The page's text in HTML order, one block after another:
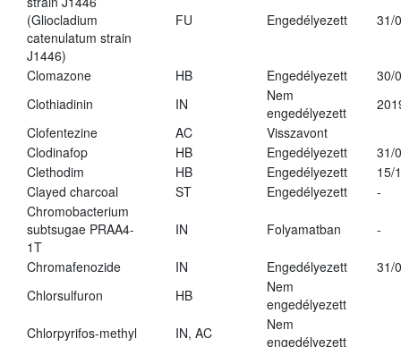
(Gliocladium
catenulatum strain
J1446)
FU Engedélyezett 31/
Clomazone HB Engedélyezett
30/
Clothiadinin
IN
Nem
engedélyezett
Clofentezine
AC
Visszavont
Clodinafop
HB Engedélyezett
31/
Clethodim
HB Engedélyezett
15/
Clayed charcoal
ST Engedélyezett
-
Chromobacterium
subtsugae PRAA4-
1T
IN Folyamatban -
Chromafenozide IN Engedélyezett
31/
Chlorsulfuron
HB
Nem
engedélyezett
Chlorpyrifos-methyl
IN, AC
Nem
engedélyezett